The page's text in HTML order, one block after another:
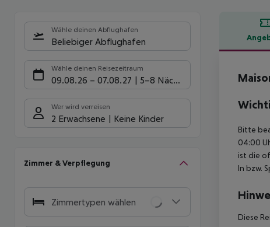
Wähle deinen Abflughafen
Beliebiger Abflughafen
Wähle deinen Reisezeitraum
09.08.26 – 07.08.27 5-8 Nächte
Wer wird verreisen
2 Erwachsene Keine Kinder
Zimmer & Verpflegung
Zimmertypen wählen
Bitte
04:00
ist die
In bzw.
Diese